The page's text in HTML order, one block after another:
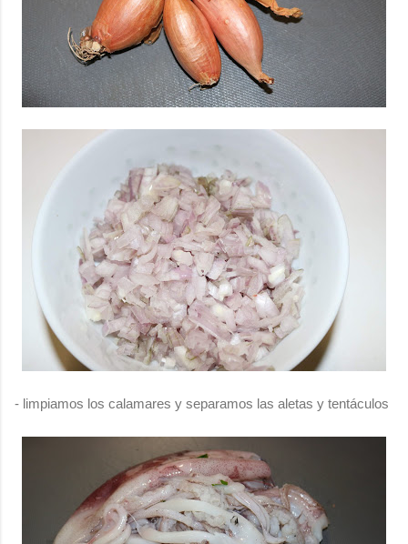
- limpiamos los calamares y separamos las aletas y tentáculos